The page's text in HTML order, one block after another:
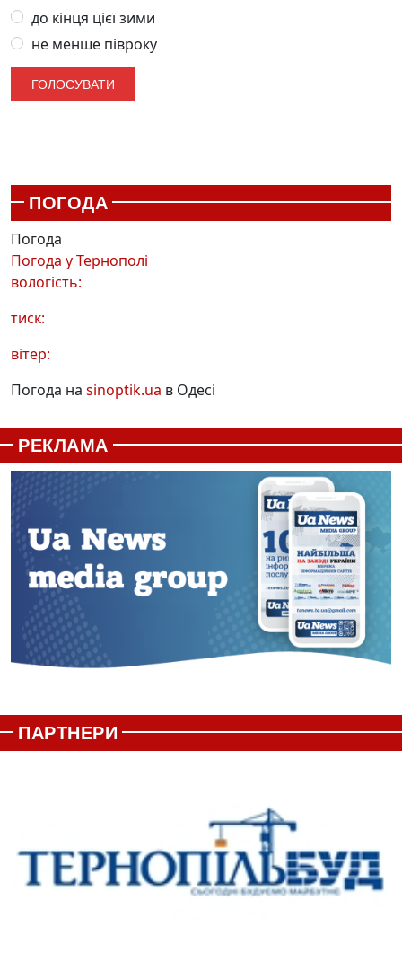
до кінця цієї зими
не менше півроку
ПОГОДА
Погода
Погода уТернополі
вологість:
тиск:
вітер:
Погода на sinoptik.ua в Одесі
РЕКЛАМА
ПАРТНЕРИ